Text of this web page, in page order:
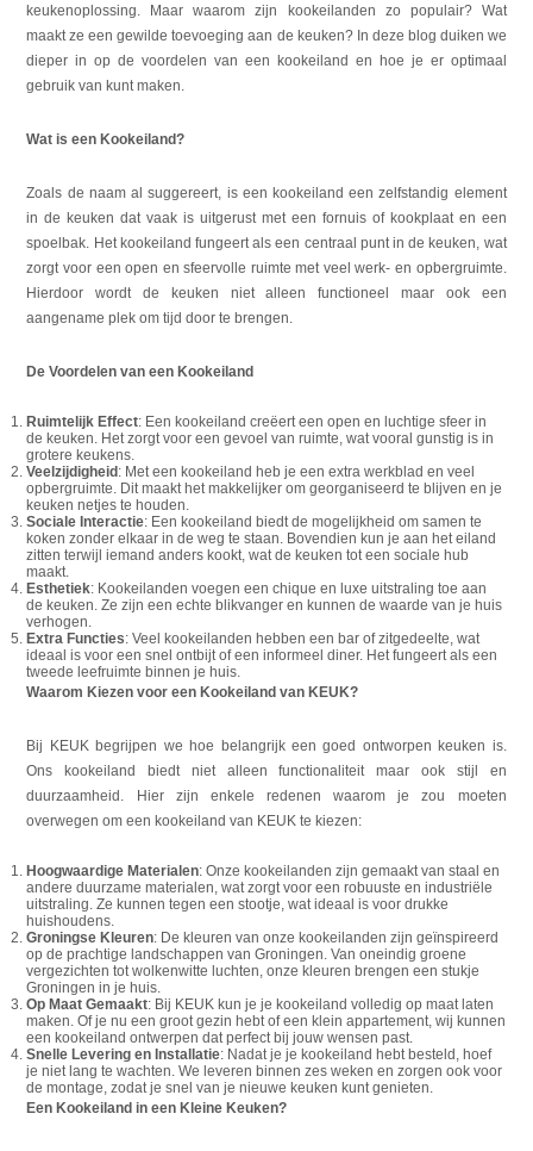
keukenoplossing. Maar waarom zijn kookeilanden zo populair? Wat
maakt ze een gewilde toevoeging aan de keuken? In deze blog duiken we
dieper in op de voordelen van een kookeiland en hoe je er optimaal
gebruik van kunt maken.
Wat is een Kookeiland?
Zoals de naam al suggereert, is een kookeiland een zelfstandig element
in de keuken dat vaak is uitgerust met een fornuis of kookplaat en een
spoelbak. Het kookeiland fungeert als een centraal punt in de keuken, wat
zorgt voor een open en sfeervolle ruimte met veel werk- en opbergruimte.
Hierdoor wordt de keuken niet alleen functioneel maar ook een
aangename plek om tijd door te brengen.
De Voordelen van een Kookeiland
Ruimtelijk Effect: Een kookeiland creëert een open en luchtige sfeer in
de keuken. Het zorgt voor een gevoel van ruimte, wat vooral gunstig is in
grotere keukens.
Veelzijdigheid: Met een kookeiland heb je een extra werkblad en veel
opbergruimte. Dit maakt het makkelijker om georganiseerd te blijven en je
keuken netjes te houden.
Sociale Interactie: Een kookeiland biedt de mogelijkheid om samen te
koken zonder elkaar in de weg te staan. Bovendien kun je aan het eiland
zitten terwijl iemand anders kookt, wat de keuken tot een sociale hub
maakt.
Esthetiek: Kookeilanden voegen een chique en luxe uitstraling toe aan
de keuken. Ze zijn een echte blikvanger en kunnen de waarde van je huis
verhogen.
Extra Functies: Veel kookeilanden hebben een bar of zitgedeelte, wat
ideaal is voor een snel ontbijt of een informeel diner. Het fungeert als een
tweede leefruimte binnen je huis.
Waarom Kiezen voor een Kookeiland van KEUK?
Bij KEUK begrijpen we hoe belangrijk een goed ontworpen keuken is.
Ons kookeiland biedt niet alleen functionaliteit maar ook stijl en
duurzaamheid. Hier zijn enkele redenen waarom je zou moeten
overwegen om een kookeiland van KEUK te kiezen:
Hoogwaardige Materialen: Onze kookeilanden zijn gemaakt van staal en
andere duurzame materialen, wat zorgt voor een robuuste en industriële
uitstraling. Ze kunnen tegen een stootje, wat ideaal is voor drukke
huishoudens.
Groningse Kleuren: De kleuren van onze kookeilanden zijn geïnspireerd
op de prachtige landschappen van Groningen. Van oneindig groene
vergezichten tot wolkenwitte luchten, onze kleuren brengen een stukje
Groningen in je huis.
Op Maat Gemaakt: Bij KEUK kun je je kookeiland volledig op maat laten
maken. Of je nu een groot gezin hebt of een klein appartement, wij kunnen
een kookeiland ontwerpen dat perfect bij jouw wensen past.
Snelle Levering en Installatie: Nadat je je kookeiland hebt besteld, hoef
je niet lang te wachten. We leveren binnen zes weken en zorgen ook voor
de montage, zodat je snel van je nieuwe keuken kunt genieten.
Een Kookeiland in een Kleine Keuken?